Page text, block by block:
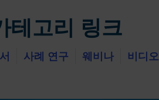
테고리 링크
사례 연구 웨비나 비디오